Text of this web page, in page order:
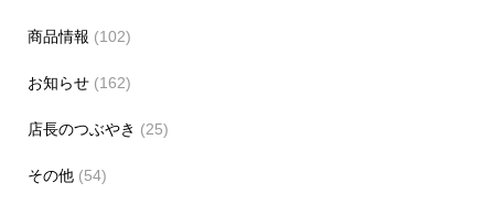
商品情報 (102)
お知らせ(162)
店長のつぶやき (25)
その他(54)